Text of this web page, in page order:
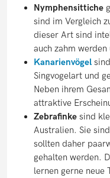
Nymphensittiche
sind im Vergleich
dieser Art sind
auch zahm
Kanarienvögel
Singvogelart und
Neben ihrem
attraktive
Zebrafinke sind
Australien. Sie
sollten daher
gehalten werden.
lernen gerne neue